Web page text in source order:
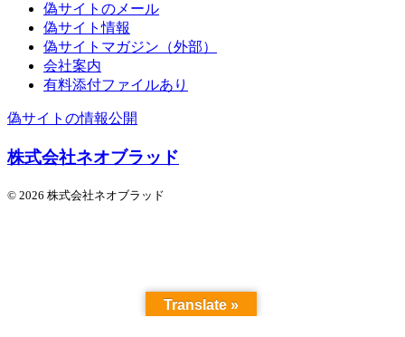
偽サイトのメール
偽サイト情報
偽サイトマガジン（外部）
会社案内
有料添付ファイルあり
偽サイトの情報公開
株式会社ネオブラッド
© 2026 株式会社ネオブラッド
Translate »